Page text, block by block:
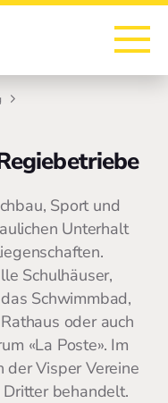
Sport und
Unterhalt
Schulhäuser,
Schwimmbad,
oder auch
«La Poste». Im
Visper Vereine
behandelt.